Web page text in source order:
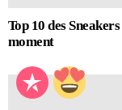
Top 10 des
moment